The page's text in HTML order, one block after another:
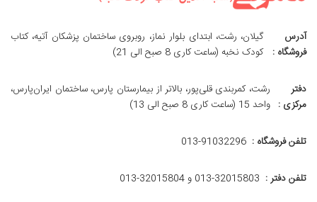
آدرس
فروشگاه :
گیلان، رشت، ابتدای بلوار نماز، روبروی ساختمان پزشکان آتیه، کتاب
کودک نخبه (ساعت کاری 8 صبح الی 21)
دفتر
مرکزی :
رشت، کمربندی قلی‌پور، بالاتر از بیمارستان پارس، ساختمان ایران‌پارس،
واحد 15 (ساعت کاری 8 صبح الی 13)
تلفن فروشگاه : 013-91032296
تلفن دفتر : 013-32015803 و 32015804-013